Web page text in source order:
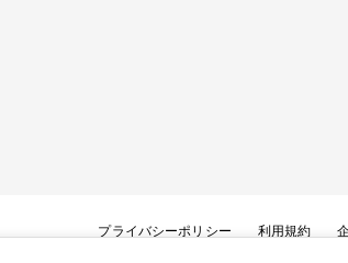
プライバシーポリシー 利用規約